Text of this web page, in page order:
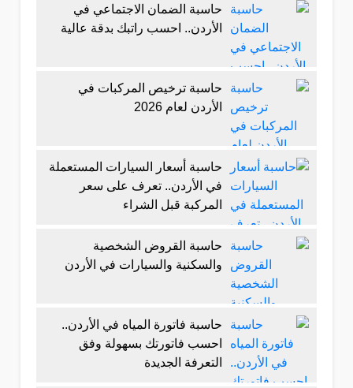
حاسبة الضمان الاجتماعي في
الأردن.. احسب راتبك بدقة عالية
حاسبة ترخيص المركبات في
الأردن لعام 2026
حاسبة أسعار السيارات المستعملة
في الأردن.. تعرف على سعر
المركبة قبل الشراء
حاسبة القروض الشخصية
والسكنية والسيارات في الأردن
حاسبة فاتورة المياه في الأردن..
احسب فاتورتك بسهولة وفق
التعرفة الجديدة